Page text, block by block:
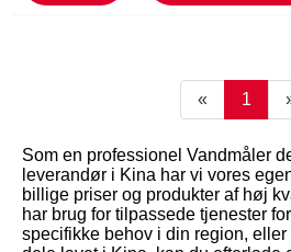
« 1
Som en professionel Vandmåler
leverandør i Kina har vi vores
billige priser og produkter af høj
har brug for tilpassede tjenester
specifikke behov i din region,